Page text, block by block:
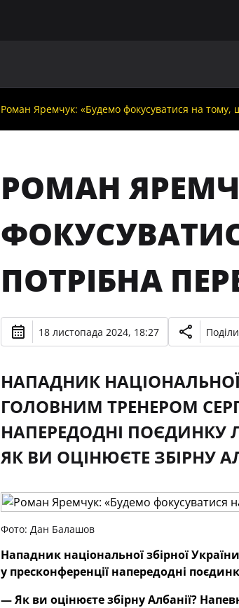
Роман Яремчук: «Будемо фокусуватися на тому,
РОМАН
ПОТРІБНА
18 листопада 2024, 18:27
НАПАДНИК
ГОЛОВНИМ ТРЕНЕРОМ
НАПЕРЕДОДНІ ПОЄДИНКУ
ЯК ВИ ОЦІНЮЄТЕ ЗБІРНУ
Фото: Дан Балашов
Нападник національної збірної
у пресконференції напередодні
— Як ви оцінюєте збірну Албанії?